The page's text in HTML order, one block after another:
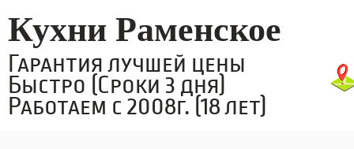
Кухни Раменское
Гарантия лучшей цены
Быстро (Сроки 3 дня)
Работаем с 2008г. (18 лет)